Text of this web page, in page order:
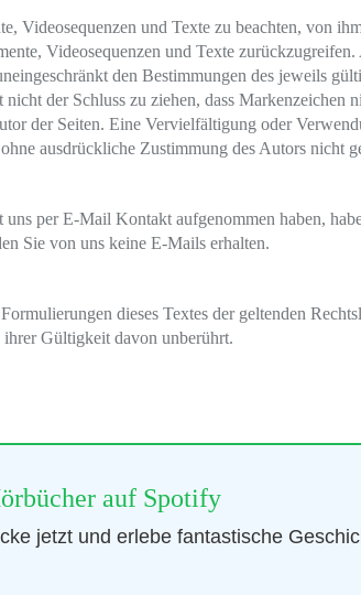
Videosequenzen und Texte zu beachten, von
Videosequenzen und Texte
den Bestimmungen des jeweils
der Schluss zu ziehen, dass Markenzeichen
der Seiten. Eine Vervielfältigung oder
ausdrückliche Zustimmung des Autors nicht
uns per E-Mail Kontakt aufgenommen haben,
Sie von uns keine E-Mails erhalten.
dieses Textes der geltenden
Gültigkeit davon unberührt.
auf Spotify
jetzt und erlebe fantastische